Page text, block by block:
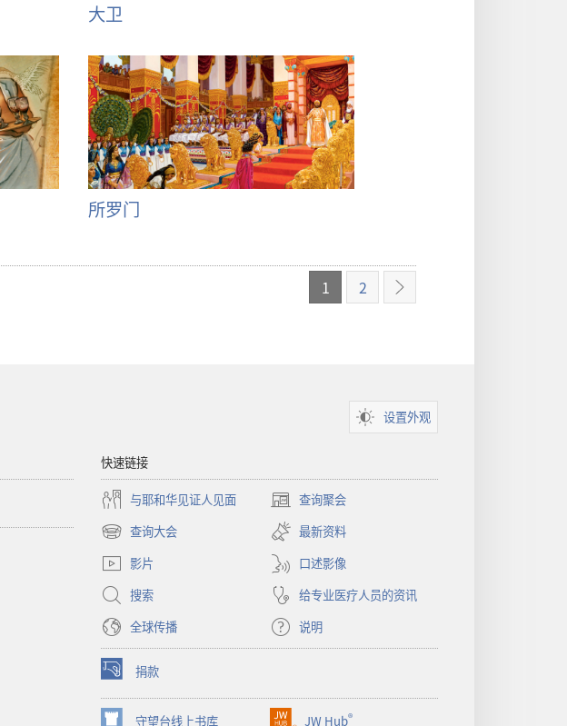
大卫
所罗门
1 2
下
设置外观
快速链接
与耶和华见证人见面 查询聚会
（打
开
新
窗
口）
查询大会
（打
开
新
窗
口）
最新资料
影片
口述影像
搜索
给专业医疗人员的资讯
全球传播
说明
捐款
（打
开
新
守望台线上书库 JW Hub®